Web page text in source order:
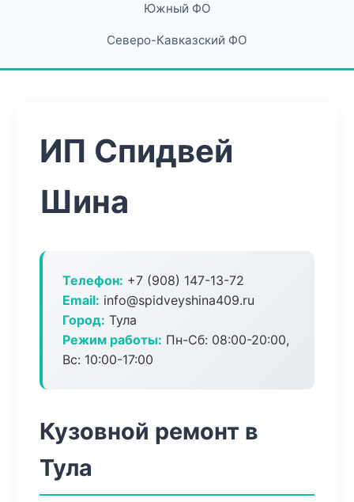
Южный ФО
Северо-Кавказский ФО
ИП Спидвей
Шина
Телефон: +7 (908) 147-13-72
Email: info@spidveyshina409.ru
Город: Тула
Режим работы: Пн-Сб: 08:00-20:00,
Вс: 10:00-17:00
Кузовной ремонт в
Тула